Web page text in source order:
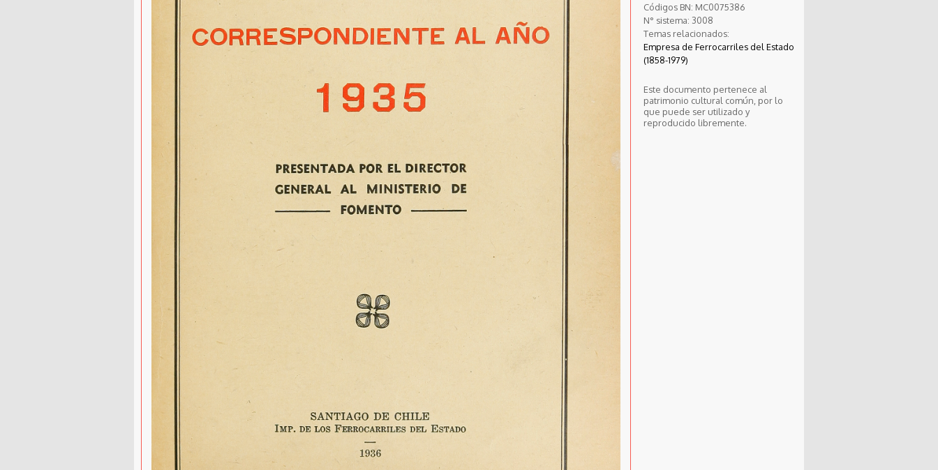
Códigos BN: MC0075386
N° sistema: 3008
Temas relacionados:
Empresa de Ferrocarriles del Estado
(1858-1979)
Este documento pertenece al
patrimonio cultural común, por lo
que puede ser utilizado y
reproducido libremente.